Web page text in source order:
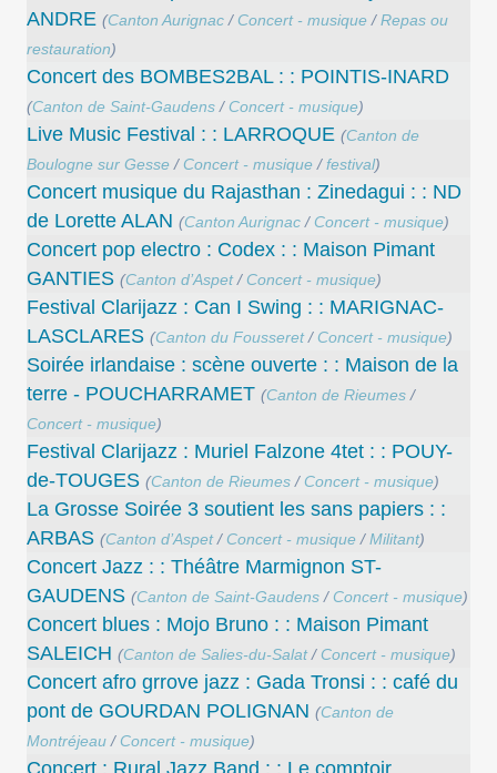
ANDRE (Canton Aurignac/ Concert - musique/Repas ou
restauration)
Concert des BOMBES2BAL : : POINTIS-INARD
(Canton de Saint-Gaudens/ Concert - musique)
Live Music Festival : : LARROQUE (Canton de
Boulogne sur Gesse/ Concert - musique/festival)
Concert musique du Rajasthan : Zinedagui : : ND
de Lorette ALAN (Canton Aurignac/ Concert - musique)
Concert pop electro : Codex : : Maison Pimant
GANTIES (Canton d’Aspet/ Concert - musique)
Festival Clarijazz : Can I Swing : : MARIGNAC-
LASCLARES (Canton du Fousseret/ Concert - musique)
Soirée irlandaise : scène ouverte : : Maison de la
terre - POUCHARRAMET (Canton de Rieumes/
Concert - musique)
Festival Clarijazz : Muriel Falzone 4tet : : POUY-
de-TOUGES (Canton de Rieumes/ Concert - musique)
La Grosse Soirée 3 soutient les sans papiers : :
ARBAS (Canton d’Aspet/ Concert - musique/Militant)
Concert Jazz : : Théâtre Marmignon ST-
GAUDENS (Canton de Saint-Gaudens/ Concert - musique)
Concert blues : Mojo Bruno : : Maison Pimant
SALEICH (Canton de Salies-du-Salat/ Concert - musique)
Concert afro grrove jazz : Gada Tronsi : : café du
pont de GOURDAN POLIGNAN (Canton de
Montréjeau/ Concert - musique)